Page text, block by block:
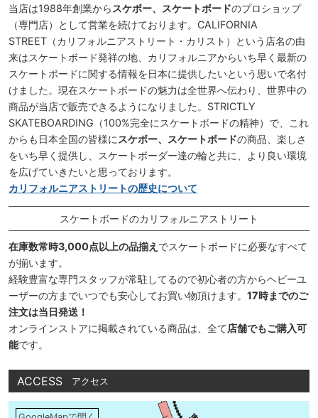
当店は1988年創業から スケボー、スケートボードのプロショップ
（専門店）として営業を続けております。CALIFORNIA
STREET（カリフォルニアストリート・カリスト）という店名の由
来はスケートボード発祥の地、カリフォルニアからいち早く最新の
スケートボードに関する情報を日本に提供したいという思いで名付
けました。現在スケートボードの魅力は全世界へ伝わり、世界中の
商品が当店で販売できるようになりました。STRICTLY
SKATEBOARDING（100%完全にスケートボードの精神）で、これ
からも日本全国の皆様に スケボー、スケートボードの商品、楽しさ
をいち早く提供し、スケートボーダー達の輪と共に、より良い環境
を広げていきたいと思っております。
カリフォルニアストリートの歴史について
スケートボードのカリフォルニアストリート
在庫数常時3,000点以上の品揃え でスケートボードに必要なすべて
が揃います。
経験豊富な専門スタッフが常駐してるので初心者の方からヘビーユ
ーザーの方までいつでも安心してお買い物頂けます。 17時までのご
注文は当日発送！
オンラインストアに掲載されている商品は、全て店舗でもご購入可
能です。
ACCESS アクセス